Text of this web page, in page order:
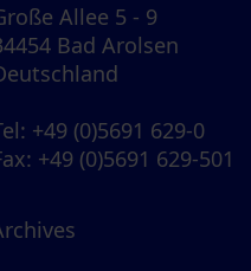
Allee 5 - 9
Bad Arolsen
: +49 (0)5691 629-0
: +49 (0)5691 629-501